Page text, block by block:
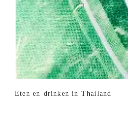
Eten en drinken in Thailand